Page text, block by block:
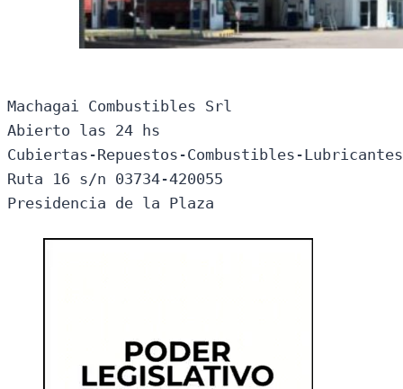
Machagai Combustibles Srl
Abierto las 24 hs
Cubiertas-Repuestos-Combustibles-
Ruta 16 s/n 03734-420055
Presidencia de la Plaza